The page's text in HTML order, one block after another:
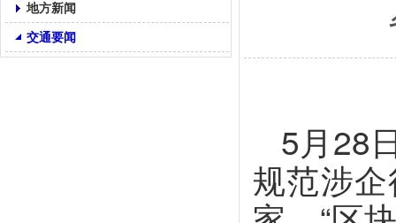
地方新闻
交通要闻
5月28
规范涉